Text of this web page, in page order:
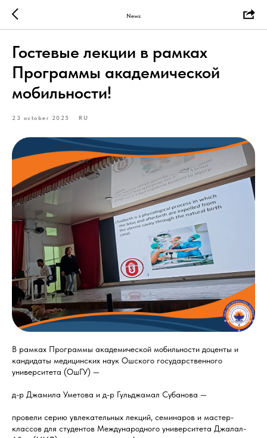
News
Гостевые лекции в рамках
Программы академической
мобильности!
23 october 2025 RU
В рамках Программы академической мобильности доценты и
кандидаты медицинских наук Ошского государственного
университета (ОшГУ) —
д-р Джамила Уметова и д-р Гульджамал Субанова —
провели серию увлекательных лекций, семинаров и мастер-
классов для студентов Международного университета Джалал-